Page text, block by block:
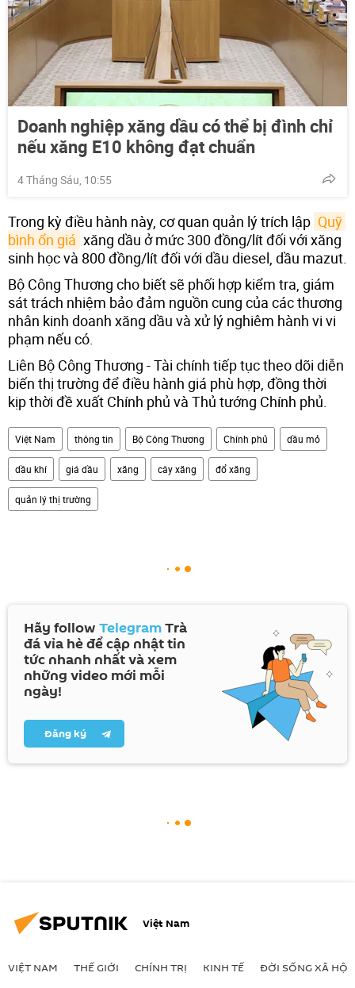
Doanh nghiệp xăng dầu có thể bị đình chỉ
nếu xăng E10 không đạt chuẩn
4 Tháng Sáu, 10:55
Trong kỳ điều hành này, cơ quan quản lý trích lập Quỹ
bình ổn giá xăng dầu ở mức 300 đồng/lít đối với xăng
sinh học và 800 đồng/lít đối với dầu diesel, dầu mazut.
Bộ Công Thương cho biết sẽ phối hợp kiểm tra, giám
sát trách nhiệm bảo đảm nguồn cung của các thương
nhân kinh doanh xăng dầu và xử lý nghiêm hành vi vi
phạm nếu có.
Liên Bộ Công Thương - Tài chính tiếp tục theo dõi diễn
biến thị trường để điều hành giá phù hợp, đồng thời
kịp thời đề xuất Chính phủ và Thủ tướng Chính phủ.
Việt Nam thông tin Bộ Công Thương Chính phủ dầu mỏ
dầu khí giá dầu xăng cây xăng đổ xăng
quản lý thị trường
Hãy follow TelegramTrà
đá vỉa hè để cập nhật tin
tức nhanh nhất và xem
những video mới mỗi
ngày!
Đăng ký
Việt Nam
VIỆT NAM THẾ GIỚI CHÍNH TRỊ KINH TẾ ĐỜI SỐNG XÃ HỘI